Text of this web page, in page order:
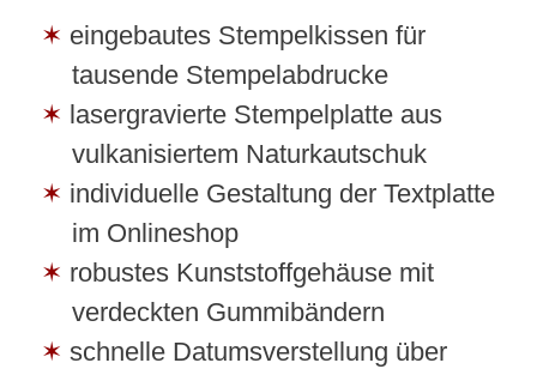
eingebautes Stempelkissen für
tausende Stempelabdrucke
lasergravierte Stempelplatte aus
vulkanisiertem Naturkautschuk
individuelle Gestaltung der Textplatte
im Onlineshop
robustes Kunststoffgehäuse mit
verdeckten Gummibändern
schnelle Datumsverstellung über